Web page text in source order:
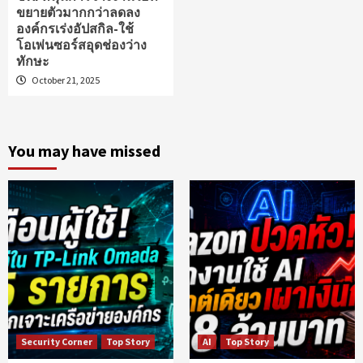
ขยายตัวมากกว่าลดลง
องค์กรเร่งอัปสกิล-ใช้
โอเพ่นซอร์สอุดช่องว่าง
ทักษะ
October 21, 2025
You may have missed
Security Corner Top Story AI Top Story